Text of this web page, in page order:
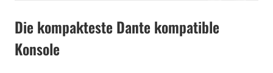
Die kompakteste Dante kompatible
Konsole